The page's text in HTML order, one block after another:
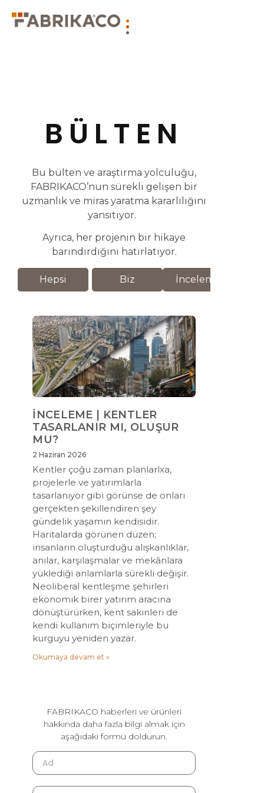
BÜLTEN
Bu bülten ve araştırma yolculuğu,
FABRIKACO’nun sürekli gelişen bir
uzmanlık ve miras yaratma kararlılığını
yansıtıyor.
Ayrıca, her projenin bir hikaye
barındırdığını hatırlatıyor.
Hepsi Biz İnceleme
İNCELEME | KENTLER
TASARLANIR MI, OLUŞUR
MU?
2 Haziran 2026
Kentler çoğu zaman planlarlxa,
projelerle ve yatırımlarla
tasarlanıyor gibi görünse de onları
gerçekten şekillendiren şey
gündelik yaşamın kendisidir.
Haritalarda görünen düzen;
insanların oluşturduğu alışkanlıklar,
anılar, karşılaşmalar ve mekânlara
yüklediği anlamlarla sürekli değişir.
Neoliberal kentleşme şehirleri
ekonomik birer yatırım aracına
dönüştürürken, kent sakinleri de
kendi kullanım biçimleriyle bu
kurguyu yeniden yazar.
Okumaya devam et »
FABRIKACO haberleri ve ürünleri
hakkında daha fazla bilgi almak için
aşağıdaki formu doldurun.